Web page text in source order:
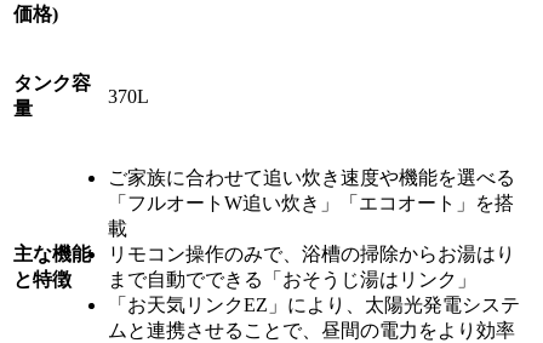
価格)
タンク容
量
370L
主な機能
と特徴
ご家族に合わせて追い炊き速度や機能を選べる
「フルオートW追い炊き」「エコオート」を搭
載
リモコン操作のみで、浴槽の掃除からお湯はり
まで自動でできる「おそうじ湯はリンク」
「お天気リンクEZ」により、太陽光発電システ
ムと連携させることで、昼間の電力をより効率